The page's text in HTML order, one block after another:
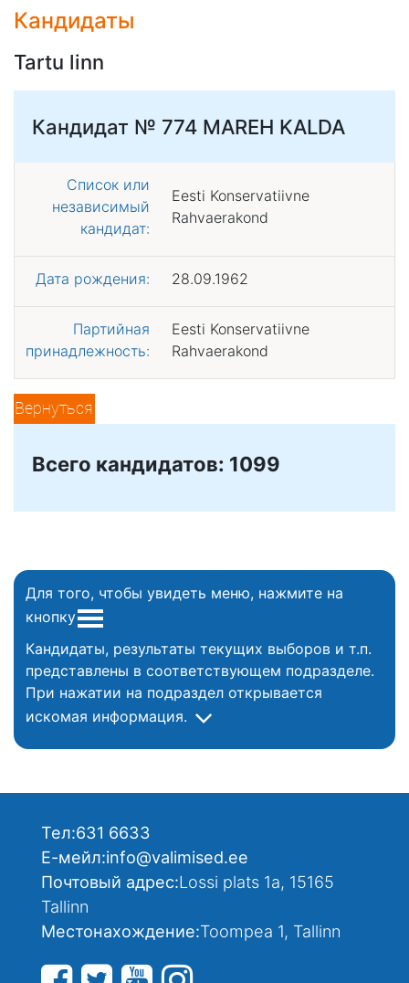
Кандидаты
Tartu linn
Кандидат № 774 MAREH KALDA
Список или
независимый
кандидат:
Eesti Konservatiivne
Rahvaerakond
Дата рождения: 28.09.1962
Партийная
принадлежность:
Eesti Konservatiivne
Rahvaerakond
Вернуться
Всего кандидатов: 1099
Для того, чтобы увидеть меню, нажмите на
кнопку
Кандидаты, результаты текущих выборов и т.п.
представлены в соответствующем подразделе.
При нажатии на подраздел открывается
искомая информация.
Тел:631 6633
Е-мейл:info@valimised.ee
Почтовый адрес:Lossi plats 1a, 15165
Tallinn
Местонахождение:Toompea 1, Tallinn